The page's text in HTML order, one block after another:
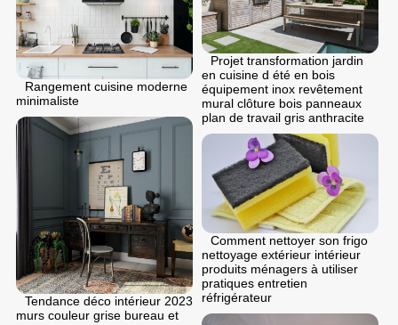
Projet transformation jardin
en cuisine d été en bois
équipement inox revêtement
mural clôture bois panneaux
plan de travail gris anthracite
Rangement cuisine moderne
minimaliste
Tendance déco intérieur 2023
murs couleur grise bureau et
Comment nettoyer son frigo
nettoyage extérieur intérieur
produits ménagers à utiliser
pratiques entretien
réfrigérateur